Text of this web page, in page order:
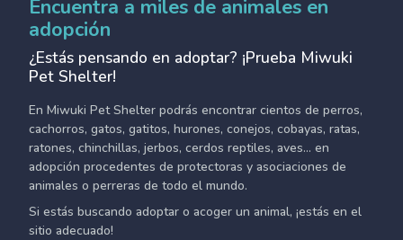
Encuentra a miles de animales en
adopción
¿Estás pensando en adoptar? ¡Prueba Miwuki
Pet Shelter!
En Miwuki Pet Shelter podrás encontrar cientos de perros,
cachorros, gatos, gatitos, hurones, conejos, cobayas, ratas,
ratones, chinchillas, jerbos, cerdos reptiles, aves... en
adopción procedentes de protectoras y asociaciones de
animales o perreras de todo el mundo.
Si estás buscando adoptar o acoger un animal, ¡estás en el
sitio adecuado!